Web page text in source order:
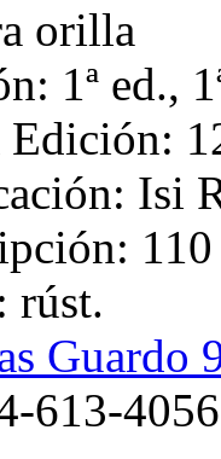
orilla
1ª ed.,
Edición:
Isi
rúst.
Guardo
613-